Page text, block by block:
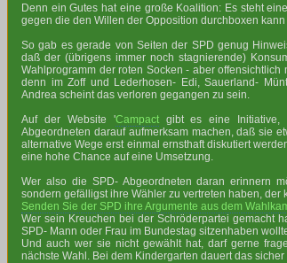
Denn ein Gutes hat eine große Koalition: Es steht
gegen die den Willen der Opposition durchboxen
So gab es gerade von Seiten der SPD genug
daß der (übrigens immer noch stagnierende)
Wahlprogramm der roten Socken - aber
denn im Zoff und Lederhosen- Edi, Sauerland-
Andrea scheint das verloren gegangen zu sein.
Auf der Website 'Campactgibt es eine Initiative,
Abgeordneten darauf aufmerksam machen, daß sie
alternative Wege erst einmal ernsthaft diskutiert
eine hohe Chance auf eine Umsetzung.
Wer also die SPD- Abgeordneten daran erinnern
sondern gefälligst ihre Wähler zu vertreten haben, der
Senden Sie der SPD ihre Argumente aus dem
Wer sein Kreuchen bei der Schröderpartei gemacht
SPD- Mann oder Frau im Bundestag sitzenhaben
Und auch wer sie nicht gewählt hat, darf gerne
nächste Wahl. Bei dem Kindergarten dauert das